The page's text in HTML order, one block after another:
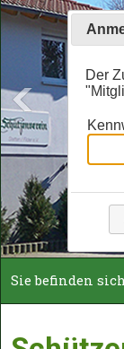
Der